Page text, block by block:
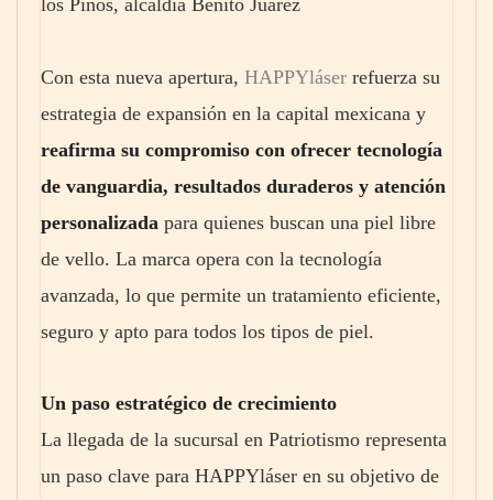
los Pinos, alcaldía Benito Juárez
Con esta nueva apertura, HAPPYláser refuerza su
estrategia de expansión en la capital mexicana y
reafirma su compromiso con ofrecer tecnología
de vanguardia, resultados duraderos y atención
personalizada para quienes buscan una piel libre
de vello. La marca opera con la tecnología
avanzada, lo que permite un tratamiento eficiente,
seguro y apto para todos los tipos de piel.
Un paso estratégico de crecimiento
La llegada de la sucursal en Patriotismo representa
un paso clave para HAPPYláser en su objetivo de